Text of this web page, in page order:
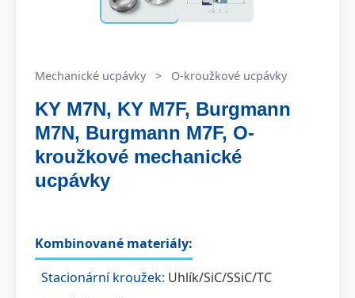
Mechanické ucpávky > O-kroužkové ucpávky
KY M7N, KY M7F, Burgmann
M7N, Burgmann M7F, O-
kroužkové mechanické
ucpávky
Kombinované materiály:
Stacionární kroužek: Uhlík/SiC/SSiC/TC